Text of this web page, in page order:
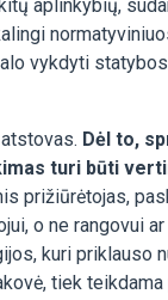
aplinkybių,
vykdyti
Dėl to,
turi būti
prižiūrėtojas,
o ne rangovui ar
kuri priklauso
tiek